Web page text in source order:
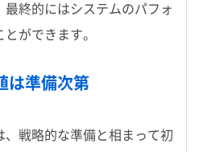
終的にはシステムのパフォ
ができます。
は準備次第
戦略的な準備と相まって初